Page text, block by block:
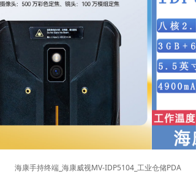
海康手持终端_海康威视MV-IDP5104_工业仓储PDA